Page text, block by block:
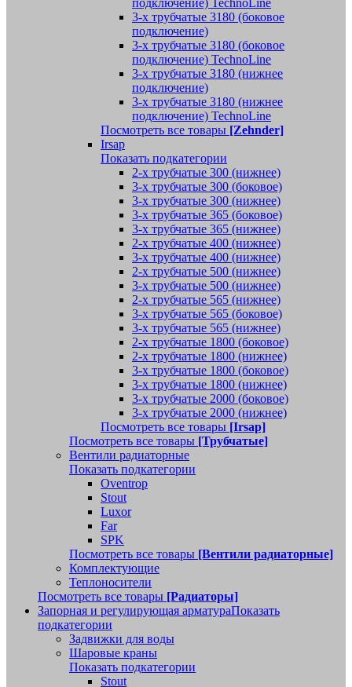
подключение) TechnoLine
3-х трубчатые 3180 (боковое
подключение)
3-х трубчатые 3180 (боковое
подключение) TechnoLine
3-х трубчатые 3180 (нижнее
подключение)
3-х трубчатые 3180 (нижнее
подключение) TechnoLine
Посмотреть все товары [Zehnder]
Irsap
Показать подкатегории
2-х трубчатые 300 (нижнее)
3-х трубчатые 300 (боковое)
3-х трубчатые 300 (нижнее)
3-х трубчатые 365 (боковое)
3-х трубчатые 365 (нижнее)
2-х трубчатые 400 (нижнее)
3-х трубчатые 400 (нижнее)
2-х трубчатые 500 (нижнее)
3-х трубчатые 500 (нижнее)
2-х трубчатые 565 (нижнее)
3-х трубчатые 565 (боковое)
3-х трубчатые 565 (нижнее)
2-х трубчатые 1800 (боковое)
2-х трубчатые 1800 (нижнее)
3-х трубчатые 1800 (боковое)
3-х трубчатые 1800 (нижнее)
3-х трубчатые 2000 (боковое)
3-х трубчатые 2000 (нижнее)
Посмотреть все товары [Irsap]
Посмотреть все товары [Трубчатые]
Вентили радиаторные
Показать подкатегории
Oventrop
Stout
Luxor
Far
SPK
Посмотреть все товары [Вентили радиаторные]
Комплектующие
Теплоносители
Посмотреть все товары [Радиаторы]
Запорная и регулирующая арматураПоказать
подкатегории
Задвижки для воды
Шаровые краны
Показать подкатегории
Stout